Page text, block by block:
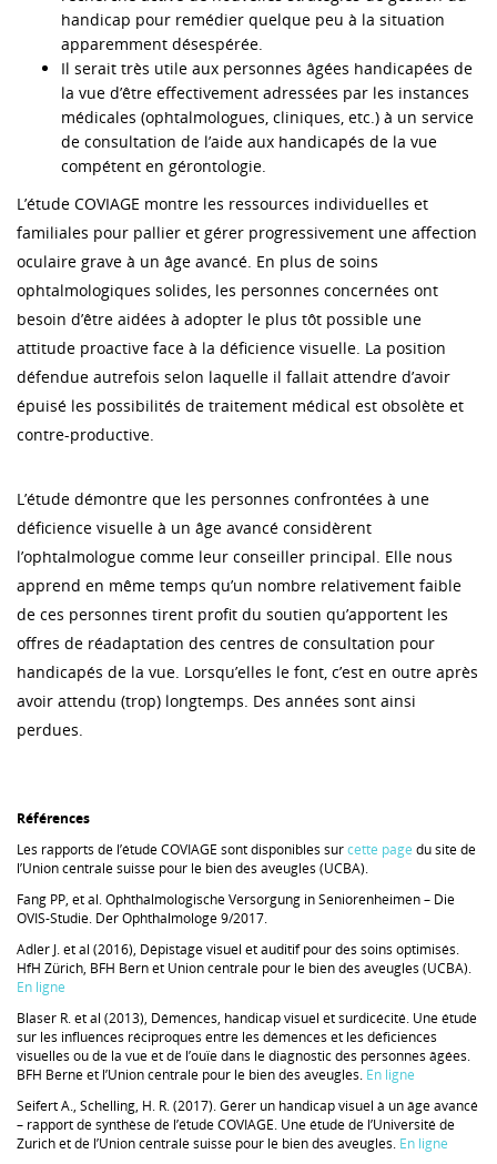
handicap pour remédier quelque peu à la situation
apparemment désespérée.
Il serait très utile aux personnes âgées handicapées de
la vue d’être effectivement adressées par les instances
médicales (ophtalmologues, cliniques, etc.) à un service
de consultation de l’aide aux handicapés de la vue
compétent en gérontologie.
L’étude COVIAGE montre les ressources individuelles et
familiales pour pallier et gérer progressivement une affection
oculaire grave à un âge avancé. En plus de soins
ophtalmologiques solides, les personnes concernées ont
besoin d’être aidées à adopter le plus tôt possible une
attitude proactive face à la déficience visuelle. La position
défendue autrefois selon laquelle il fallait attendre d’avoir
épuisé les possibilités de traitement médical est obsolète et
contre-productive.
L’étude démontre que les personnes confrontées à une
déficience visuelle à un âge avancé considèrent
l’ophtalmologue comme leur conseiller principal. Elle nous
apprend en même temps qu’un nombre relativement faible
de ces personnes tirent profit du soutien qu’apportent les
offres de réadaptation des centres de consultation pour
handicapés de la vue. Lorsqu’elles le font, c’est en outre après
avoir attendu (trop) longtemps. Des années sont ainsi
perdues.
Références
Les rapports de l’étude COVIAGE sont disponibles surcette page du site de
l’Union centrale suisse pour le bien des aveugles (UCBA).
Fang PP, et al. Ophthalmologische Versorgung in Seniorenheimen – Die
OVIS-Studie. Der Ophthalmologe 9/2017.
Adler J. et al (2016), Dépistage visuel et auditif pour des soins optimisés.
HfH Zürich, BFH Bern et Union centrale pour le bien des aveugles (UCBA).
En ligne
Blaser R. et al (2013), Démences, handicap visuel et surdicécité. Une étude
sur les influences réciproques entre les démences et les déficiences
visuelles ou de la vue et de l’ouïe dans le diagnostic des personnes âgées.
BFH Berne et l’Union centrale pour le bien des aveugles. En ligne
Seifert A., Schelling, H. R. (2017). Gérer un handicap visuel à un âge avancé
– rapport de synthèse de l’étude COVIAGE. Une étude de l’Université de
Zurich et de l’Union centrale suisse pour le bien des aveugles. En ligne